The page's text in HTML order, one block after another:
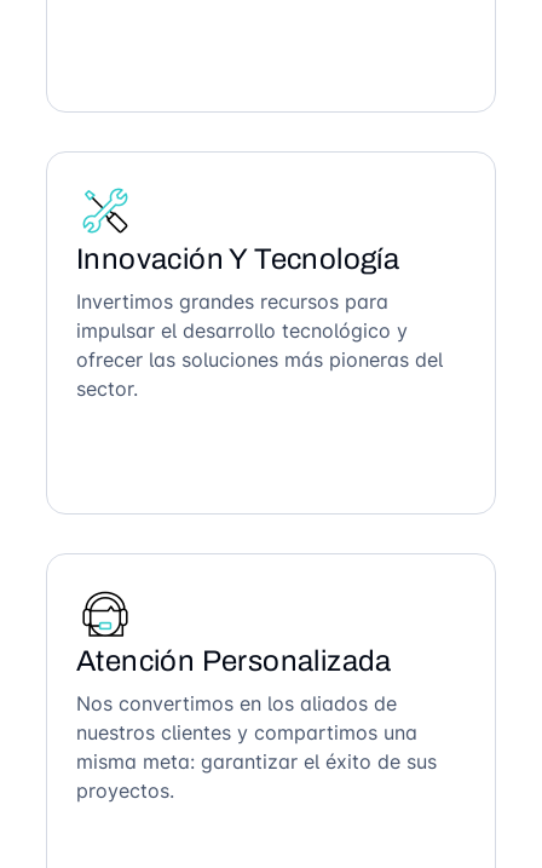
Innovación Y Tecnología
Invertimos grandes recursos para
impulsar el desarrollo tecnológico y
ofrecer las soluciones más pioneras del
sector.
Atención Personalizada
Nos convertimos en los aliados de
nuestros clientes y compartimos una
misma meta: garantizar el éxito de sus
proyectos.